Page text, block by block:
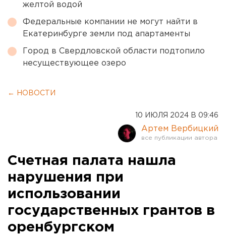
желтой водой
Федеральные компании не могут найти в
Екатеринбурге земли под апартаменты
Город в Свердловской области подтопило
несуществующее озеро
← НОВОСТИ
10 ИЮЛЯ 2024 В 09:46
Артем Вербицкий
Счетная палата нашла
нарушения при
использовании
государственных грантов в
оренбургском